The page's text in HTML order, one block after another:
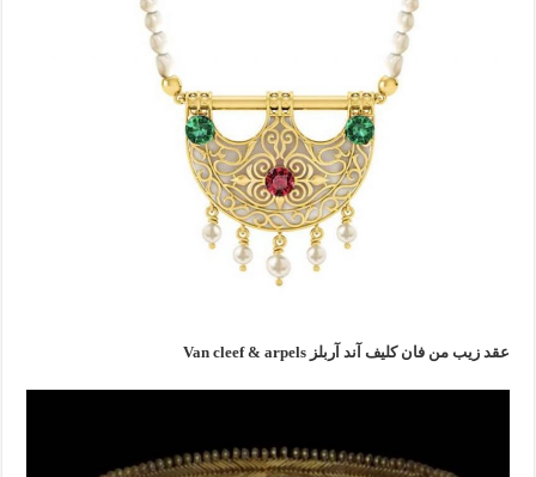
عقد زيب من فان كليف آند آربلز Van cleef & arpels